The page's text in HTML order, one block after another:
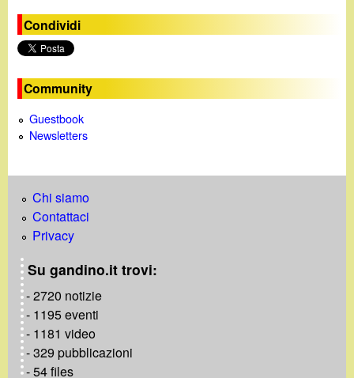
e
Condividi
Community
Guestbook
Newsletters
Chi siamo
Contattaci
Privacy
Su gandino.it trovi:
- 2720 notizie
- 1195 eventi
- 1181 video
- 329 pubblicazioni
- 54 files